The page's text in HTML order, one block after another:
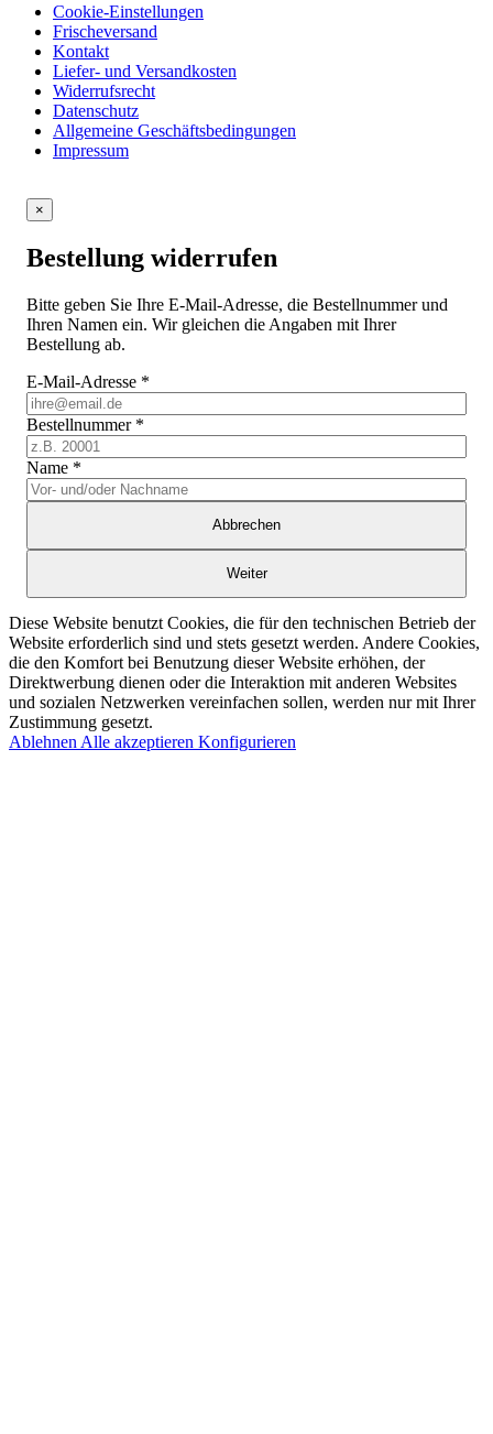
Cookie-Einstellungen
Frischeversand
Kontakt
Liefer- und Versandkosten
Widerrufsrecht
Datenschutz
Allgemeine Geschäftsbedingungen
Impressum
×
Bestellung widerrufen
Bitte geben Sie Ihre E-Mail-Adresse, die Bestellnummer und
Ihren Namen ein. Wir gleichen die Angaben mit Ihrer
Bestellung ab.
E-Mail-Adresse *
Bestellnummer *
Name *
Abbrechen
Weiter
Diese Website benutzt Cookies, die für den technischen Betrieb der
Website erforderlich sind und stets gesetzt werden. Andere Cookies,
die den Komfort bei Benutzung dieser Website erhöhen, der
Direktwerbung dienen oder die Interaktion mit anderen Websites
und sozialen Netzwerken vereinfachen sollen, werden nur mit Ihrer
Zustimmung gesetzt.
Ablehnen Alle akzeptieren Konfigurieren